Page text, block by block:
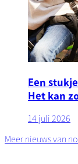
Een
Het kan
14 juli 2026
Meer nieuws van